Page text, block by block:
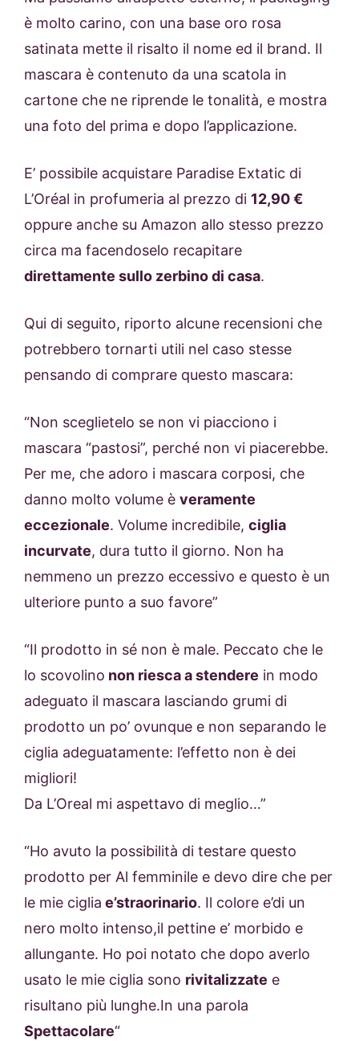
è molto carino, con una base oro rosa
satinata mette il risalto il nome ed il brand. Il
mascara è contenuto da una scatola in
cartone che ne riprende le tonalità, e mostra
una foto del prima e dopo l’applicazione.
E’ possibile acquistare Paradise Extatic di
L’Oréal in profumeria al prezzo di 12,90 €
oppure anche su Amazon allo stesso prezzo
circa ma facendoselo recapitare
direttamente sullo zerbino di casa.
Qui di seguito, riporto alcune recensioni che
potrebbero tornarti utili nel caso stesse
pensando di comprare questo mascara:
“Non sceglietelo se non vi piacciono i
mascara “pastosi”, perché non vi piacerebbe.
Per me, che adoro i mascara corposi, che
danno molto volume è veramente
eccezionale. Volume incredibile, ciglia
incurvate, dura tutto il giorno. Non ha
nemmeno un prezzo eccessivo e questo è un
ulteriore punto a suo favore”
“Il prodotto in sé non è male. Peccato che le
lo scovolino non riesca a stendere in modo
adeguato il mascara lasciando grumi di
prodotto un po’ ovunque e non separando le
ciglia adeguatamente: l’effetto non è dei
migliori!
Da L’Oreal mi aspettavo di meglio…”
“Ho avuto la possibilità di testare questo
prodotto per Al femminile e devo dire che per
le mie ciglia e’straorinario. Il colore e’di un
nero molto intenso,il pettine e’ morbido e
allungante. Ho poi notato che dopo averlo
usato le mie ciglia sono rivitalizzate e
risultano più lunghe.In una parola
Spettacolare“